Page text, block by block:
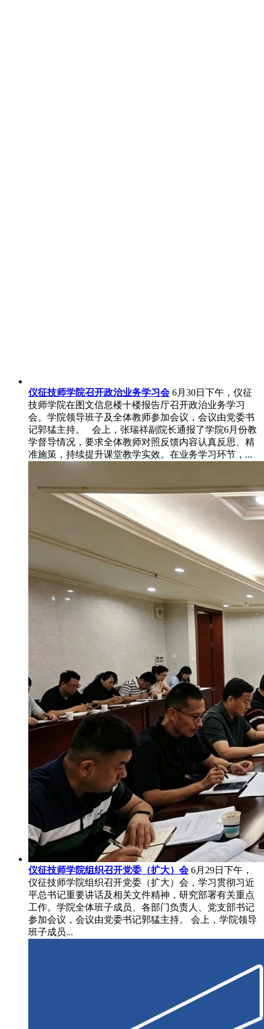
仪征技师学院召开政治业务学习会 6月30日下午，仪征
技师学院在图文信息楼十楼报告厅召开政治业务学习
会。学院领导班子及全体教师参加会议，会议由党委书
记郭猛主持。 会上，张瑞祥副院长通报了学院6月份教
学督导情况，要求全体教师对照反馈内容认真反思、精
准施策，持续提升课堂教学实效。在业务学习环节，...
仪征技师学院组织召开党委（扩大）会 6月29日下午，
仪征技师学院组织召开党委（扩大）会，学习贯彻习近
平总书记重要讲话及相关文件精神，研究部署有关重点
工作。学院全体班子成员、各部门负责人、党支部书记
参加会议，会议由党委书记郭猛主持。 会上，学院领导
班子成员...